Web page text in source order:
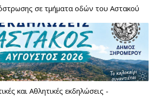
σε τμήματα οδών του Αστακού
και Αθλητικές εκδηλώσεις -